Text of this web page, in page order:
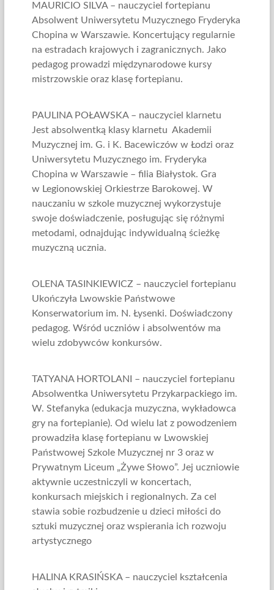
MAURICIO SILVA – nauczyciel fortepianu
Absolwent Uniwersytetu Muzycznego Fryderyka
Chopina w Warszawie. Koncertujący regularnie
na estradach krajowych i zagranicznych. Jako
pedagog prowadzi międzynarodowe kursy
mistrzowskie oraz klasę fortepianu.
PAULINA POŁAWSKA – nauczyciel klarnetu
Jest absolwentką klasy klarnetu Akademii
Muzycznej im. G. i K. Bacewiczów w Łodzi oraz
Uniwersytetu Muzycznego im. Fryderyka
Chopina w Warszawie – filia Białystok. Gra
w Legionowskiej Orkiestrze Barokowej. W
nauczaniu w szkole muzycznej wykorzystuje
swoje doświadczenie, posługując się różnymi
metodami, odnajdując indywidualną ścieżkę
muzyczną ucznia.
OLENA TASINKIEWICZ – nauczyciel fortepianu
Ukończyła Lwowskie Państwowe
Konserwatorium im. N. Łysenki. Doświadczony
pedagog. Wśród uczniów i absolwentów ma
wielu zdobywców konkursów.
TATYANA HORTOLANI – nauczyciel fortepianu
Absolwentka Uniwersytetu Przykarpackiego im.
W. Stefanyka (edukacja muzyczna, wykładowca
gry na fortepianie). Od wielu lat z powodzeniem
prowadziła klasę fortepianu w Lwowskiej
Państwowej Szkole Muzycznej nr 3 oraz w
Prywatnym Liceum „Żywe Słowo”. Jej uczniowie
aktywnie uczestniczyli w koncertach,
konkursach miejskich i regionalnych. Za cel
stawia sobie rozbudzenie u dzieci miłości do
sztuki muzycznej oraz wspierania ich rozwoju
artystycznego
HALINA KRASIŃSKA – nauczyciel kształcenia